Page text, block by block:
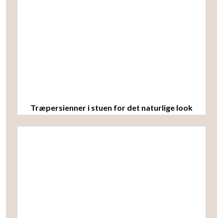
Træpersienner i stuen for det naturlige look